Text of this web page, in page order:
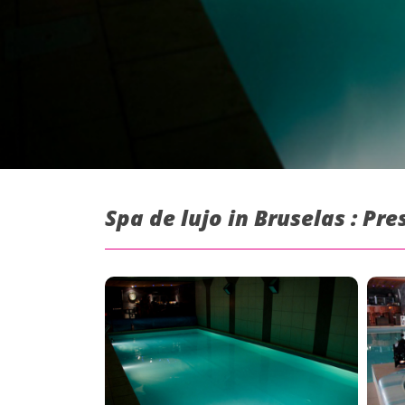
Spa de lujo in Bruselas :